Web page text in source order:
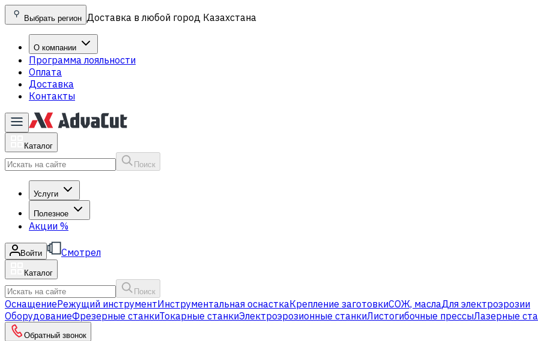
Выбрать регион Доставка в любой город Казахстана
О компании
Программа лояльности
Оплата
Доставка
Контакты
Каталог
Поиск
Услуги
Полезное
Акции %
Войти Смотрел
Каталог
Поиск
ОснащениеРежущий инструментИнструментальная оснасткаКрепление заготовкиСОЖ, маслаДля электроэрозии
ОборудованиеФрезерные станкиТокарные станкиЭлектроэрозионные станкиЛистогибочные прессыЛазерные
Обратный звонок